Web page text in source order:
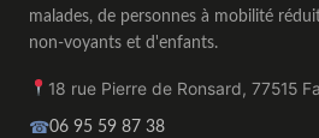
malades, de personnes à mobilité
non-voyants et d'enfants.
18 rue Pierre de Ronsard, 77515
☎06 95 59 87 38